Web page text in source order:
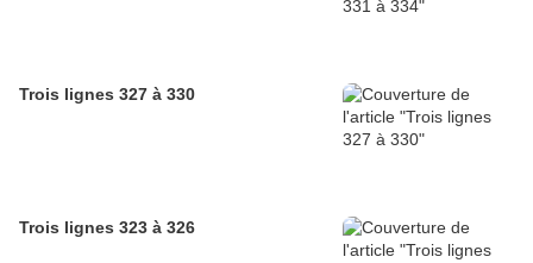
Trois lignes 327 à 330
Trois lignes 323 à 326